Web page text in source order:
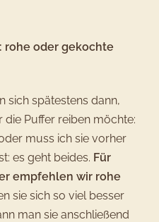
rohe oder gekochte
sich spätestens dann,
Puffer reiben möchte:
muss ich sie vorher
es geht beides. Für
empfehlen wir rohe
sie sich so viel besser
man sie anschließend